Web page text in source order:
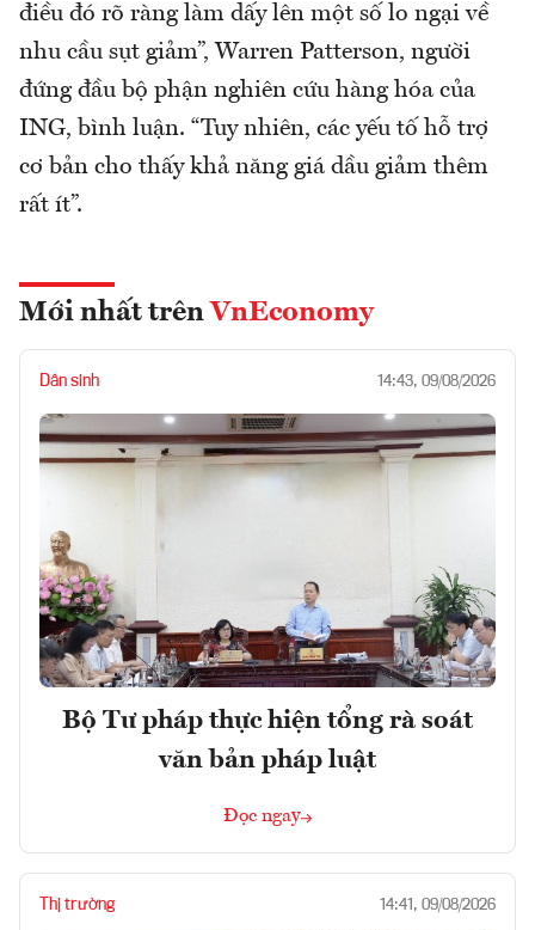
điều đó rõ ràng làm dấy lên một số lo ngại về
nhu cầu sụt giảm”, Warren Patterson, người
đứng đầu bộ phận nghiên cứu hàng hóa của
ING, bình luận. “Tuy nhiên, các yếu tố hỗ trợ
cơ bản cho thấy khả năng giá dầu giảm thêm
rất ít”.
Mới nhất trên VnEconomy
Dân sinh 14:43, 09/08/2026
Bộ Tư pháp thực hiện tổng rà soát
văn bản pháp luật
Đọc ngay
Thị trường 14:41, 09/08/2026